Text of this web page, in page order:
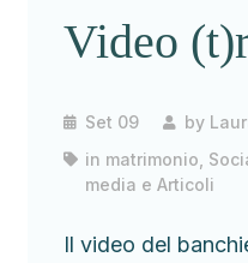
Video
Set 09 by
in matrimonio
media e Articoli
Il video del